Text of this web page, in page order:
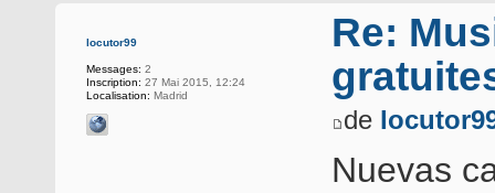
locutor99
Messages: 2
Inscription: 27 Mai 2015, 12:24
Localisation: Madrid
Re:
de
Nuevas